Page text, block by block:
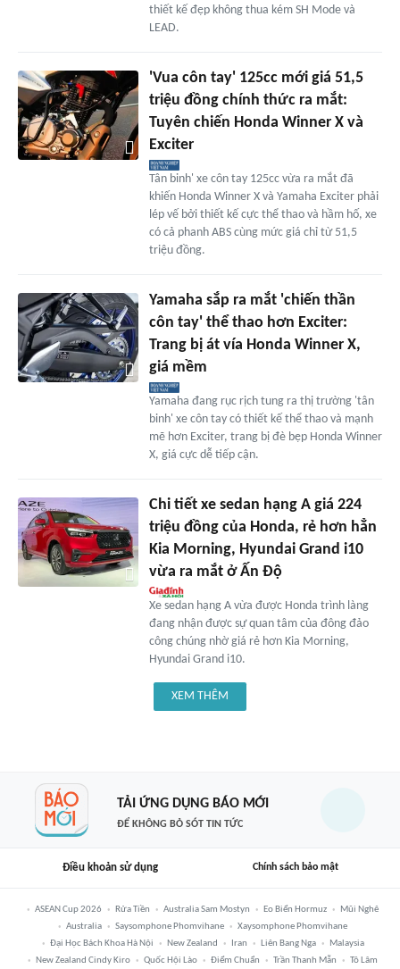
thiết kế đẹp không thua kém SH Mode và
LEAD.
'Vua côn tay' 125cc mới giá 51,5
triệu đồng chính thức ra mắt:
Tuyên chiến Honda Winner X và
Exciter
Tân binh' xe côn tay 125cc vừa ra mắt đã
khiến Honda Winner X và Yamaha Exciter phải
lép vế bởi thiết kế cực thể thao và hầm hố, xe
có cả phanh ABS cùng mức giá chỉ từ 51,5
triệu đồng.
Yamaha sắp ra mắt 'chiến thần
côn tay' thể thao hơn Exciter:
Trang bị át vía Honda Winner X,
giá mềm
Yamaha đang rục rịch tung ra thị trường 'tân
binh' xe côn tay có thiết kế thể thao và mạnh
mẽ hơn Exciter, trang bị đè bẹp Honda Winner
X, giá cực dễ tiếp cận.
Chi tiết xe sedan hạng A giá 224
triệu đồng của Honda, rẻ hơn hẳn
Kia Morning, Hyundai Grand i10
vừa ra mắt ở Ấn Độ
Xe sedan hạng A vừa được Honda trình làng
đang nhận được sự quan tâm của đông đảo
công chúng nhờ giá rẻ hơn Kia Morning,
Hyundai Grand i10.
XEM THÊM
TẢI ỨNG DỤNG BÁO MỚI
ĐỂ KHÔNG BỎ SÓT TIN TỨC
Điều khoản sử dụng Chính sách bảo mật
ASEAN Cup 2026 Rửa Tiền Australia Sam Mostyn Eo Biển Hormuz
Mũi Nghê
Australia
Saysomphone Phomvihane
Xaysomphone Phomvihane
Đại Học Bách Khoa Hà Nội
New Zealand Iran Liên Bang Nga
Malaysia
New Zealand Cindy Kiro
Quốc Hội Lào Điểm Chuẩn Trần Thanh Mẫn Tô Lâm